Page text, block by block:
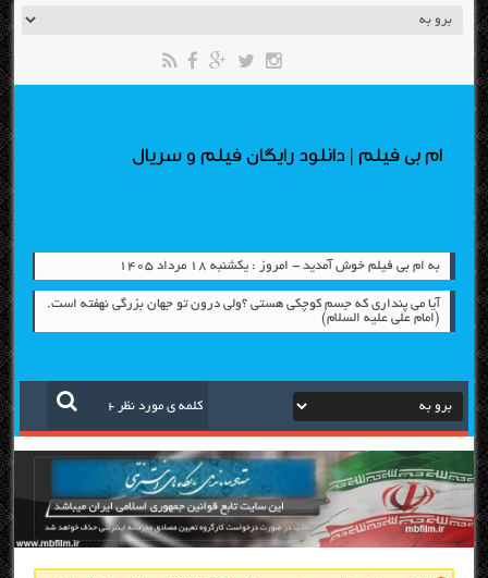
ام بی فیلم | دانلود رایگان فیلم و سریال
به ام بی فیلم خوش آمدید - امروز : یکشنبه ۱۸ مرداد ۱۴۰۵
آیا می پنداری که جسم کوچکی هستی ؟ولی درون تو جهان بزرگی نهفته است.
(امام علی علیه السلام)